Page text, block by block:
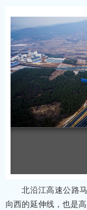
北沿江高速公路
向西的延伸线，也是